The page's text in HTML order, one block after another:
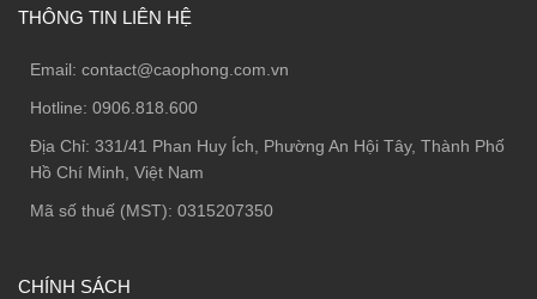
THÔNG TIN LIÊN HỆ
Email: contact@caophong.com.vn
Hotline: 0906.818.600
Địa Chỉ: 331/41 Phan Huy Ích, Phường An Hội Tây, Thành Phố
Hồ Chí Minh, Việt Nam
Mã số thuế (MST): 0315207350
CHÍNH SÁCH